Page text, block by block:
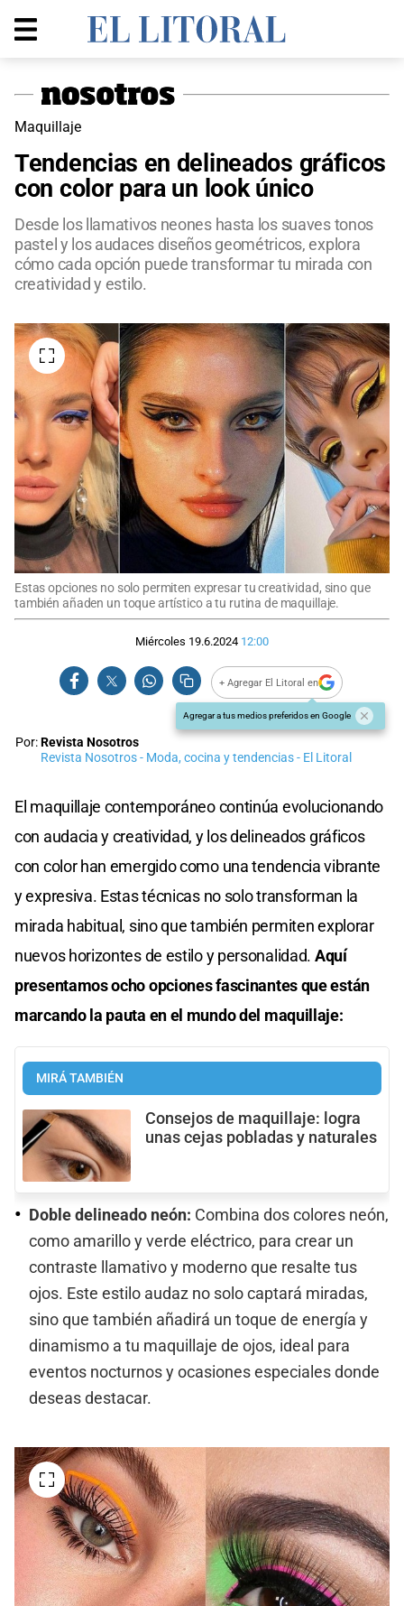
Maquillaje
Tendencias en delineados gráficos
con color para un look único
Desde los llamativos neones hasta los suaves tonos
pastel y los audaces diseños geométricos, explora
cómo cada opción puede transformar tu mirada con
creatividad y estilo.
Estas opciones no solo permiten expresar tu creatividad, sino que
también añaden un toque artístico a tu rutina de maquillaje.
Miércoles 19.6.2024 12:00
+ Agregar El Litoral en
Agregar a tus medios preferidos en Google
Por:Revista Nosotros
Revista Nosotros - Moda, cocina y tendencias - El Litoral
El maquillaje contemporáneo continúa evolucionando
con audacia y creatividad, y los delineados gráficos
con color han emergido como una tendencia vibrante
y expresiva. Estas técnicas no solo transforman la
mirada habitual, sino que también permiten explorar
nuevos horizontes de estilo y personalidad. Aquí
presentamos ocho opciones fascinantes que están
marcando la pauta en el mundo del maquillaje:
MIRÁ TAMBIÉN
Consejos de maquillaje: logra
unas cejas pobladas y naturales
Doble delineado neón: Combina dos colores neón,
como amarillo y verde eléctrico, para crear un
contraste llamativo y moderno que resalte tus
ojos. Este estilo audaz no solo captará miradas,
sino que también añadirá un toque de energía y
dinamismo a tu maquillaje de ojos, ideal para
eventos nocturnos y ocasiones especiales donde
deseas destacar.